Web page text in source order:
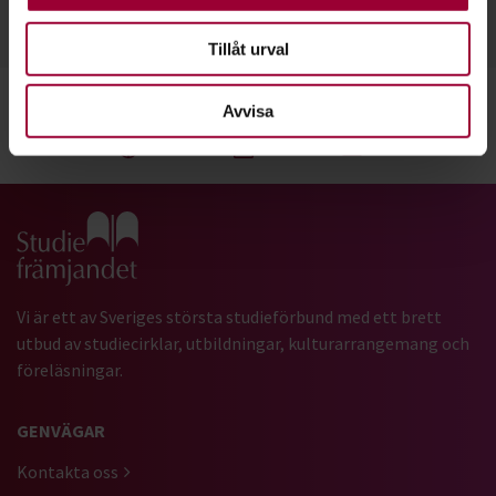
Tillåt urval
Avvisa
076-787 57 67
Läs mer
Gå till studiefrämjandets startsida
Vi är ett av Sveriges största studieförbund med ett brett
utbud av studiecirklar, utbildningar, kulturarrangemang och
föreläsningar.
GENVÄGAR
Kontakta oss